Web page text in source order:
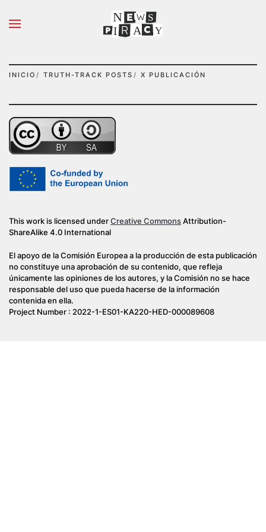
Ir al contenido principal
N S
I A Y
INICIO TRUTH-TRACK POSTS X PUBLICACIÓN
This work is licensed underCreative CommonsAttribution-
ShareAlike 4.0 International
El apoyo de la Comisión Europea a la producción de esta publicación
no constituye una aprobación de su contenido, que refleja
únicamente las opiniones de los autores, y la Comisión no se hace
responsable del uso que pueda hacerse de la información
contenida en ella.
Project Number : 2022-1-ES01-KA220-HED-000089608